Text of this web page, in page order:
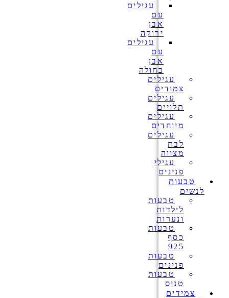
עגילים
עם
אבן
ירוקה
עגילים
עם
אבן
כחולה
עגילים
צמודים
עגילים
תלויים
עגילים
מיוחדים
עגילים
לבת
מצווה
עגילי
פנינים
טבעות
לנשים
טבעות
לילדות
ונערות
טבעות
כסף
925
טבעות
פנינים
טבעות
טניס
צמידים